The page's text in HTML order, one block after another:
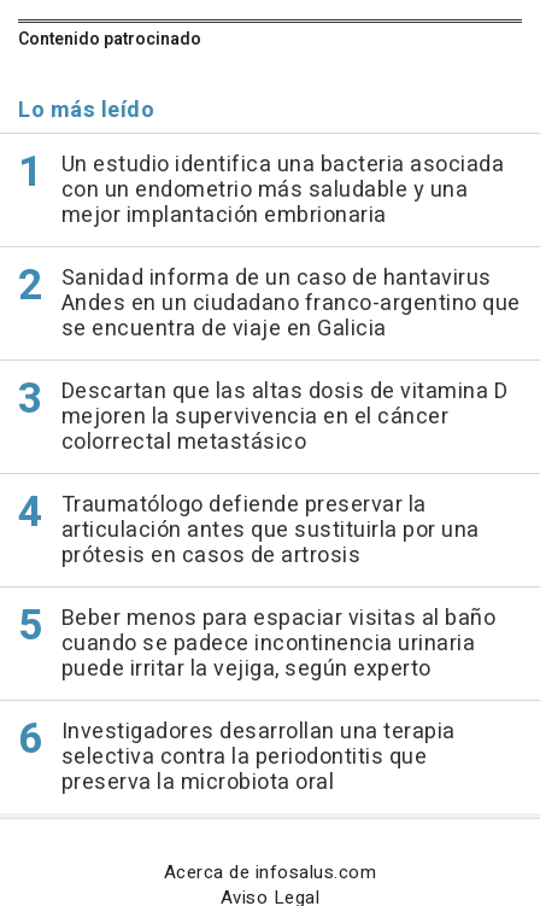
Contenido patrocinado
Lo más leído
Un estudio identifica una bacteria asociada
con un endometrio más saludable y una
mejor implantación embrionaria
Sanidad informa de un caso de hantavirus
Andes en un ciudadano franco-argentino que
se encuentra de viaje en Galicia
Descartan que las altas dosis de vitamina D
mejoren la supervivencia en el cáncer
colorrectal metastásico
Traumatólogo defiende preservar la
articulación antes que sustituirla por una
prótesis en casos de artrosis
Beber menos para espaciar visitas al baño
cuando se padece incontinencia urinaria
puede irritar la vejiga, según experto
Investigadores desarrollan una terapia
selectiva contra la periodontitis que
preserva la microbiota oral
Acerca de infosalus.com
Aviso Legal